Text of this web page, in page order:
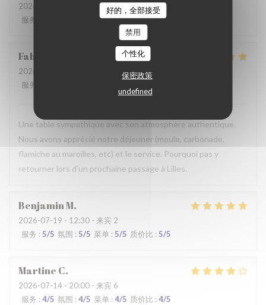
好的，全部接受
禁用
个性化
保密政策
undefined
2026-07-28
- 19:30 - 来宾 2
服务
菜单:3/5 质价比:3/5
Fabrice
2026-07-19
服务
Une table sympathique avec son atmosphère authentique.
Nous avons apprécié notre déjeuner (moule, carbonade,
flamiche au maroilles, etc) et le service. Pourquoi pas y
retourner lors d'un prochaine passage à Lilles.
BenjaminM
2026-07-19 - 12:30 - 来宾 2
服务 :5/5 氛围 :5/5 菜单 : 5/5 质价比 : 5/5
Martine C
2026-07-14 - 20:00 - 来宾 6
服务 : 4/5 氛围 : 4/5 菜单 : 4/5 质价比 : 4/5